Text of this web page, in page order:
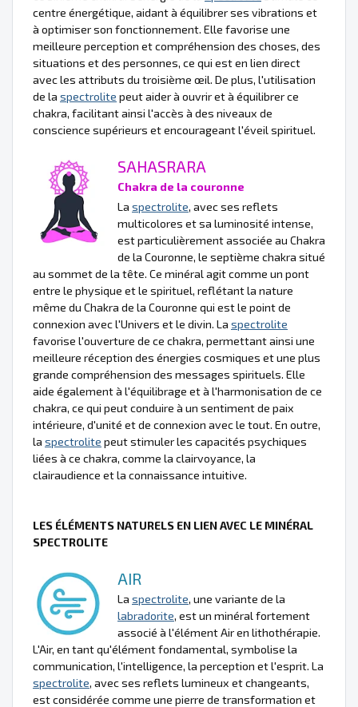
centre énergétique, aidant à équilibrer ses vibrations et
à optimiser son fonctionnement. Elle favorise une
meilleure perception et compréhension des choses, des
situations et des personnes, ce qui est en lien direct
avec les attributs du troisième œil. De plus, l'utilisation
de la spectrolite peut aider à ouvrir et à équilibrer ce
chakra, facilitant ainsi l'accès à des niveaux de
conscience supérieurs et encourageant l'éveil spirituel.
SAHASRARA
Chakra de la couronne
La spectrolite, avec ses reflets
multicolores et sa luminosité intense,
est particulièrement associée au Chakra
de la Couronne, le septième chakra situé
au sommet de la tête. Ce minéral agit comme un pont
entre le physique et le spirituel, reflétant la nature
même du Chakra de la Couronne qui est le point de
connexion avec l'Univers et le divin. La spectrolite
favorise l'ouverture de ce chakra, permettant ainsi une
meilleure réception des énergies cosmiques et une plus
grande compréhension des messages spirituels. Elle
aide également à l'équilibrage et à l'harmonisation de ce
chakra, ce qui peut conduire à un sentiment de paix
intérieure, d'unité et de connexion avec le tout. En outre,
la spectrolite peut stimuler les capacités psychiques
liées à ce chakra, comme la clairvoyance, la
clairaudience et la connaissance intuitive.
LES ÉLÉMENTS NATURELS EN LIEN AVEC LE MINÉRAL
SPECTROLITE
AIR
La spectrolite, une variante de la
labradorite, est un minéral fortement
associé à l'élément Air en lithothérapie.
L'Air, en tant qu'élément fondamental, symbolise la
communication, l'intelligence, la perception et l'esprit. La
spectrolite, avec ses reflets lumineux et changeants,
est considérée comme une pierre de transformation et